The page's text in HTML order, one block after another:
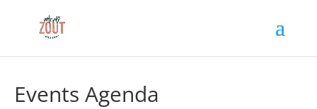
Events Agenda